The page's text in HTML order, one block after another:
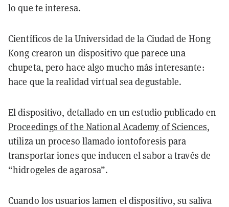
lo que te interesa.
Científicos de la Universidad de la Ciudad de Hong
Kong crearon un dispositivo que parece una
chupeta, pero hace algo mucho más interesante:
hace que la realidad virtual sea degustable.
El dispositivo, detallado en un estudio publicado en
Proceedings of the National Academy of Sciences,
utiliza un proceso llamado iontoforesis para
transportar iones que inducen el sabor a través de
“hidrogeles de agarosa”.
Cuando los usuarios lamen el dispositivo, su saliva